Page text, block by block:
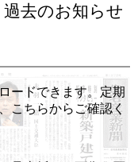
過去のお知らせ
ードできます。定期
こちらからご確認く